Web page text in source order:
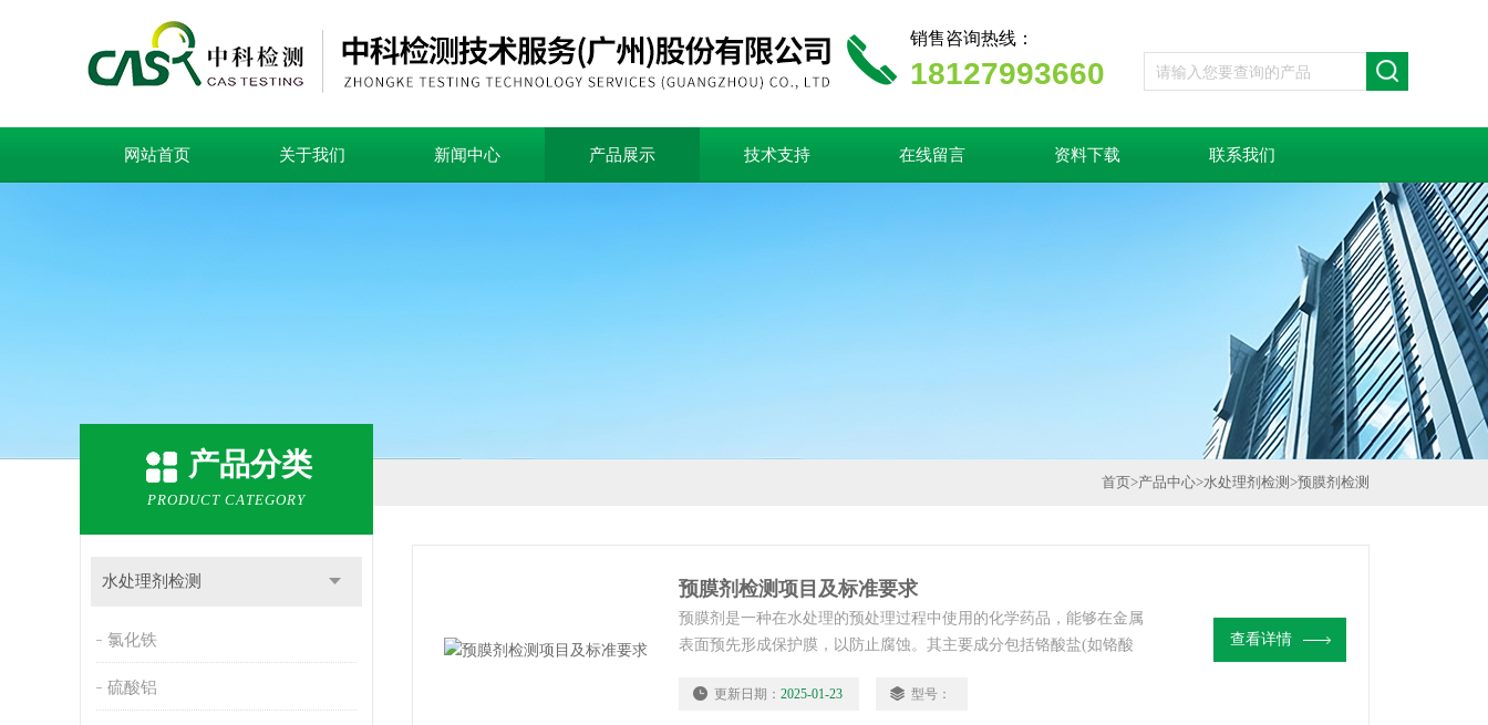
销售咨询热线：
18127993660
网站首页 关于我们 新闻中心 产品展示 技术支持 在线留言 资料下载 联系我们
产品分类
PRODUCT CATEGORY
水处理剂检测
氯化铁
硫酸铝
首页>产品中心>水处理剂检测 >预膜剂检测
预膜剂检测项目及标准要求
预膜剂是一种在水处理的预处理过程中使用的化学药品，能够在金属
表面预先形成保护膜，以防止腐蚀。其主要成分包括铬酸盐(如铬酸
能够在金属表面形成一层致密且稳定的保护膜，有效阻挡氧气、水分
更新日期： 2025-01-23 型号：
查看详情